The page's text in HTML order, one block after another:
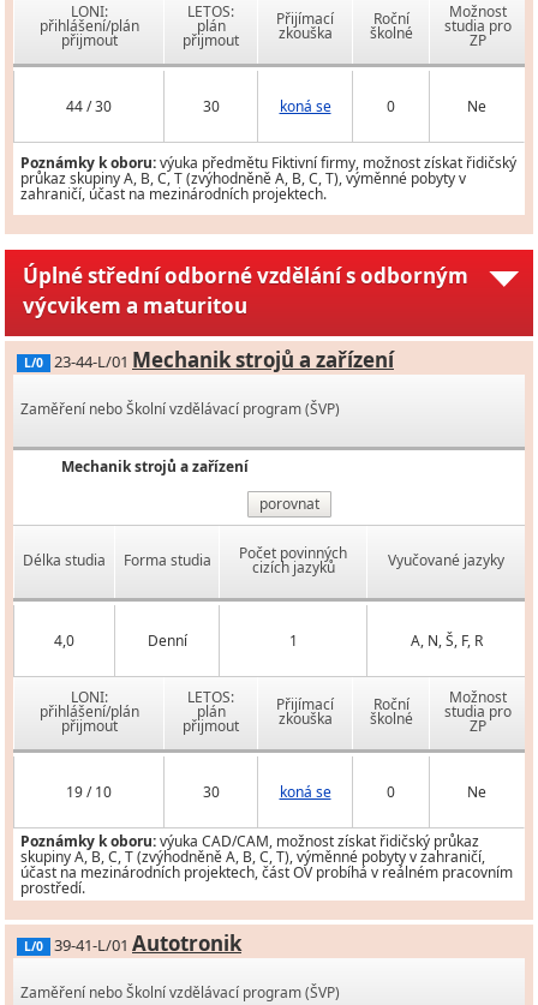
LONI:
přihlášení/plán
přijmout
LETOS:
plán
přijmout
Přijímací
zkouška
Roční
školné
Možnost
studia pro
ZP
44 / 30 30 koná se 0 Ne
Poznámky k oboru:výuka předmětu Fiktivní firmy, možnost získat řidičský
průkaz skupiny A, B, C, T (zvýhodněně A, B, C, T), výměnné pobyty v
zahraničí, účast na mezinárodních projektech.
Úplné střední odborné vzdělání s odborným
výcvikem a maturitou
L/0 23-44-L/01 Mechanik strojů a zařízení
Zaměření nebo Školní vzdělávací program (ŠVP)
Mechanik strojů a zařízení
porovnat
Délka studia Forma studia Počet povinných
cizích jazyků Vyučované jazyky
4,0 Denní 1 A, N, Š, F, R
LONI:
přihlášení/plán
přijmout
LETOS:
plán
přijmout
Přijímací
zkouška
Roční
školné
Možnost
studia pro
ZP
19 / 10 30 koná se 0 Ne
Poznámky k oboru:výuka CAD/CAM, možnost získat řidičský průkaz
skupiny A, B, C, T (zvýhodněně A, B, C, T), výměnné pobyty v zahraničí,
účast na mezinárodních projektech, část OV probíhá v reálném pracovním
prostředí.
L/0 39-41-L/01 Autotronik
Zaměření nebo Školní vzdělávací program (ŠVP)